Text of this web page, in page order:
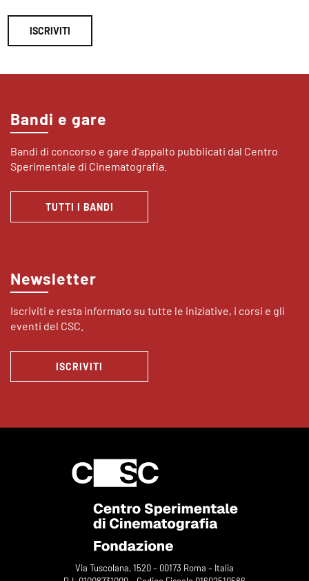
ISCRIVITI
Bandi e gare
Bandi di concorso e gare d’appalto pubblicati dal Centro
Sperimentale di Cinematografia.
TUTTI I BANDI
Newsletter
Iscriviti e resta informato su tutte le iniziative, i corsi e gli
eventi del CSC.
ISCRIVITI
Via Tuscolana, 1520 – 00173 Roma – Italia